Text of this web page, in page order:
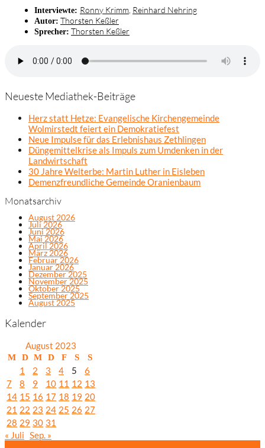
Interviewte: Ronny Krimm Reinhard Nehring
Autor: Thorsten Keßler
Sprecher: Thorsten Keßler
Neueste Mediathek-Beiträge
Herz statt Hetze: Evangelische Kirchengemeinde
Wolmirstedt feiert ein Demokratiefest
Neue Impulse für das Erlebnishaus Zethlingen
Düngemittelkrise als Impuls zum Umdenken in der
Landwirtschaft
30 Jahre Welterbe: Martin Luther in Eisleben
Demenzfreundliche Gemeinde Oranienbaum
Monatsarchiv
August 2026
Juli 2026
Juni 2026
Mai 2026
April 2026
März 2026
Februar 2026
Januar 2026
Dezember 2025
November 2025
Oktober 2025
September 2025
August 2025
Kalender
August 2023
M D M D F S S
1 2 3 4 5
6
7
8 9 10 11 12 13
14 15 16 17 18 19 20
21 22 23 24 25 26 27
28 29 30 31
« Juli Sep. »